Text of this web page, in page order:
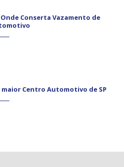
Conserta Vazamento de
Centro Automotivo de SP